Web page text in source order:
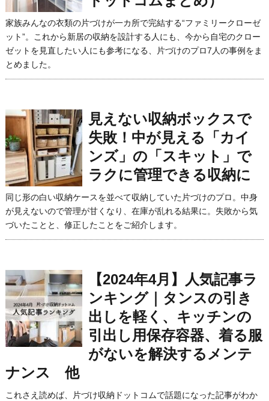
家族みんなの衣類の片づけが一カ所で完結する“ファミリークローゼ
ット”。これから新居の収納を設計する人にも、今から自宅のクロー
ゼットを見直したい人にも参考になる、片づけのプロ7人の事例をま
とめました。
見えない収納ボックスで
失敗！中が見える「カイ
ンズ」の「スキット」で
ラクに管理できる収納に
同じ形の白い収納ケースを並べて収納していた片づけのプロ。中身
が見えないので管理が甘くなり、在庫が乱れる結果に。失敗から気
づいたことと、修正したことをご紹介します。
【2024年4月】人気記事ラ
ンキング｜タンスの引き
出しを軽く、キッチンの
引出し用保存容器、着る服
がないを解決するメンテ
ナンス 他
これさえ読めば、片づけ収納ドットコムで話題になった記事がわか